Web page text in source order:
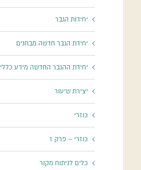
יחידות הגבר
יחידת הגבר חדשה מבחנים
יחידת ההגבר החדשה מידע כללי
יצירת שיעור
כוזרי
כוזרי – פרק ז
כלים לניתוח מקור